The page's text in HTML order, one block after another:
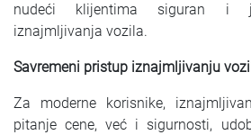
nudeći klijentima siguran i
iznajmljivanja vozila.
Savremeni pristup iznajmljivanju
Za moderne korisnike,
pitanje cene, već i sigurnosti,